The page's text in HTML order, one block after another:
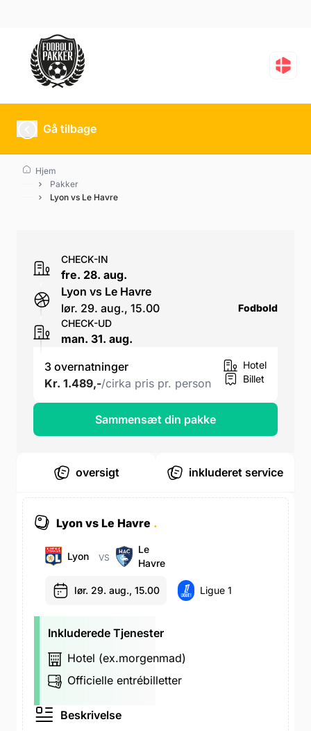
Lyon vs Le Havre
Gå tilbage
Hjem
Pakker
Lyon vs Le Havre
oversigt inkluderet service
Lyon vs Le Havre .
Lyon VS
Le
Havre
lør. 29. aug., 15.00 Ligue 1
Inkluderede Tjenester
Hotel (ex.morgenmad)
Officielle entrébilletter
Beskrivelse
CHECK-IN
fre. 28. aug.
Lyon vs Le Havre
lør. 29. aug., 15.00
Fodbold
CHECK-UD
man. 31. aug.
3 overnatninger
Kr. 1.489,-/cirka pris pr. person
Hotel
Billet
Sammensæt din pakke